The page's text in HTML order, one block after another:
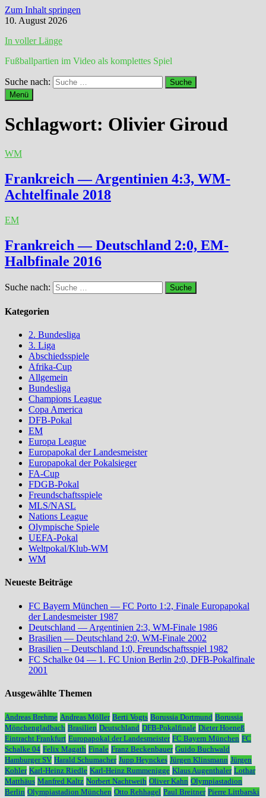
Zum Inhalt springen
10. August 2026
In voller Länge
Fußballpartien im Video als komplettes Spiel
Suche nach:
Menü
Schlagwort: Olivier Giroud
WM
Frankreich — Argentinien 4:3, WM-
Achtelfinale 2018
EM
Frankreich — Deutschland 2:0, EM-
Halbfinale 2016
Suche nach:
Kategorien
2. Bundesliga
3. Liga
Abschiedsspiele
Afrika-Cup
Allgemein
Bundesliga
Champions League
Copa America
DFB-Pokal
EM
Europa League
Europapokal der Landesmeister
Europapokal der Pokalsieger
FA-Cup
FDGB-Pokal
Freundschaftsspiele
MLS/NASL
Nations League
Olympische Spiele
UEFA-Pokal
Weltpokal/Klub-WM
WM
Neueste Beiträge
FC Bayern München — FC Porto 1:2, Finale Europapokal
der Landesmeister 1987
Deutschland — Argentinien 2:3, WM-Finale 1986
Brasilien — Deutschland 2:0, WM-Finale 2002
Brasilien – Deutschland 1:0, Freundschaftsspiel 1982
FC Schalke 04 — 1. FC Union Berlin 2:0, DFB-Pokalfinale
2001
Ausgewählte Themen
Andreas Brehme Andreas Möller Berti Vogts Borussia Dortmund Borussia
Mönchengladbach Brasilien Deutschland DFB-Pokalfinale Dieter Hoeneß
Eintracht Frankfurt Europapokal der Landesmeister FC Bayern München FC
Schalke 04 Felix Magath Finale Franz Beckenbauer Guido Buchwald
Hamburger SV Harald Schumacher Jupp Heynckes Jürgen Klinsmann Jürgen
Kohler Karl-Heinz Riedle Karl-Heinz Rummenigge Klaus Augenthaler Lothar
Matthäus Manfred Kaltz Norbert Nachtweih Oliver Kahn Olympiastadion
Berlin Olympiastadion München Otto Rehhagel Paul Breitner Pierre Littbarski